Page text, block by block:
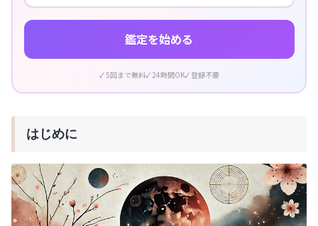
鑑定を始める
5回まで無料 24時間OK 登録不要
はじめに